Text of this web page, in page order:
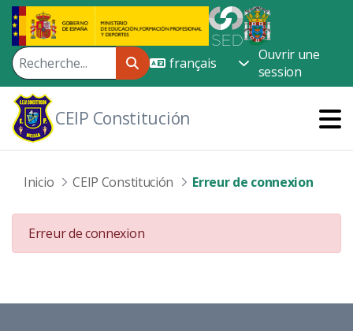
Saut au contenu principal
Ouvrir une
session
CEIP Constitución
Inicio CEIP Constitución Erreur de connexion
Erreur de connexion